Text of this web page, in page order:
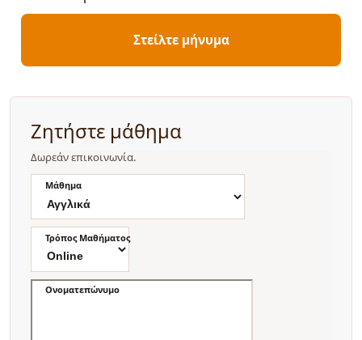
Στείλτε μήνυμα
Ζητήστε μάθημα
Δωρεάν επικοινωνία.
Μάθημα
Τρόπος Μαθήματος
Ονοματεπώνυμο